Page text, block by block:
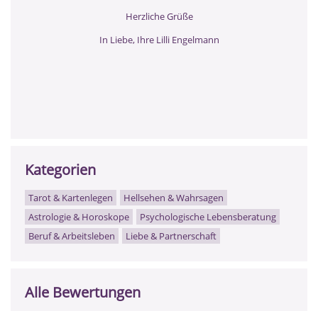
Herzliche Grüße
In Liebe, Ihre Lilli Engelmann
Kategorien
Tarot & Kartenlegen
Hellsehen & Wahrsagen
Astrologie & Horoskope
Psychologische Lebensberatung
Beruf & Arbeitsleben
Liebe & Partnerschaft
Alle Bewertungen